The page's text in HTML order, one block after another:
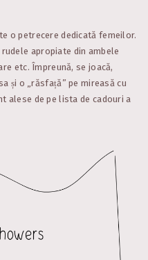
o petrecere dedicată femeilor.
apropiate din ambele
etc. Împreună, se joacă,
și o „răsfață” pe mireasă cu
alese de pe lista de cadouri a